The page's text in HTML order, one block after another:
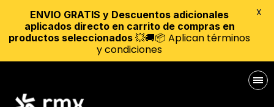
ENVIO GRATIS y Descuentos adicionales
aplicados directo en carrito de compras en
productos seleccionados 💥🚚📦 Aplican términos
y condiciones
X